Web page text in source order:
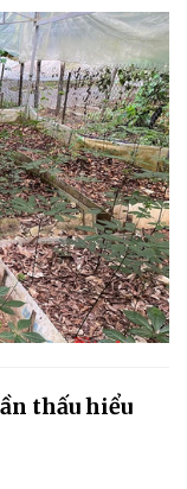
thấu hiểu